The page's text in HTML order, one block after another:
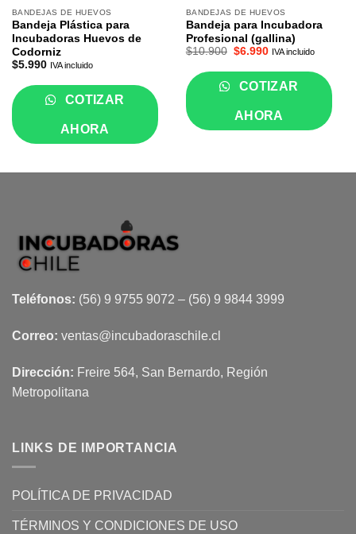
BANDEJAS DE HUEVOS
Bandeja Plástica para
Incubadoras Huevos de
Codorniz
$5.990 IVA incluido
COTIZAR
AHORA
BANDEJAS DE HUEVOS
Bandeja para Incubadora
Profesional (gallina)
$10.900 El
original
era:
$10.900.
$6.990El
actual
es:
$6.990.
IVA incluido
COTIZAR
AHORA
Teléfonos: (56) 9 9755 9072 – (56) 9 9844 3999
Correo: ventas@incubadoraschile.cl
Dirección: Freire 564, San Bernardo, Región
Metropolitana
LINKS DE IMPORTANCIA
POLÍTICA DE PRIVACIDAD
TÉRMINOS Y CONDICIONES DE USO